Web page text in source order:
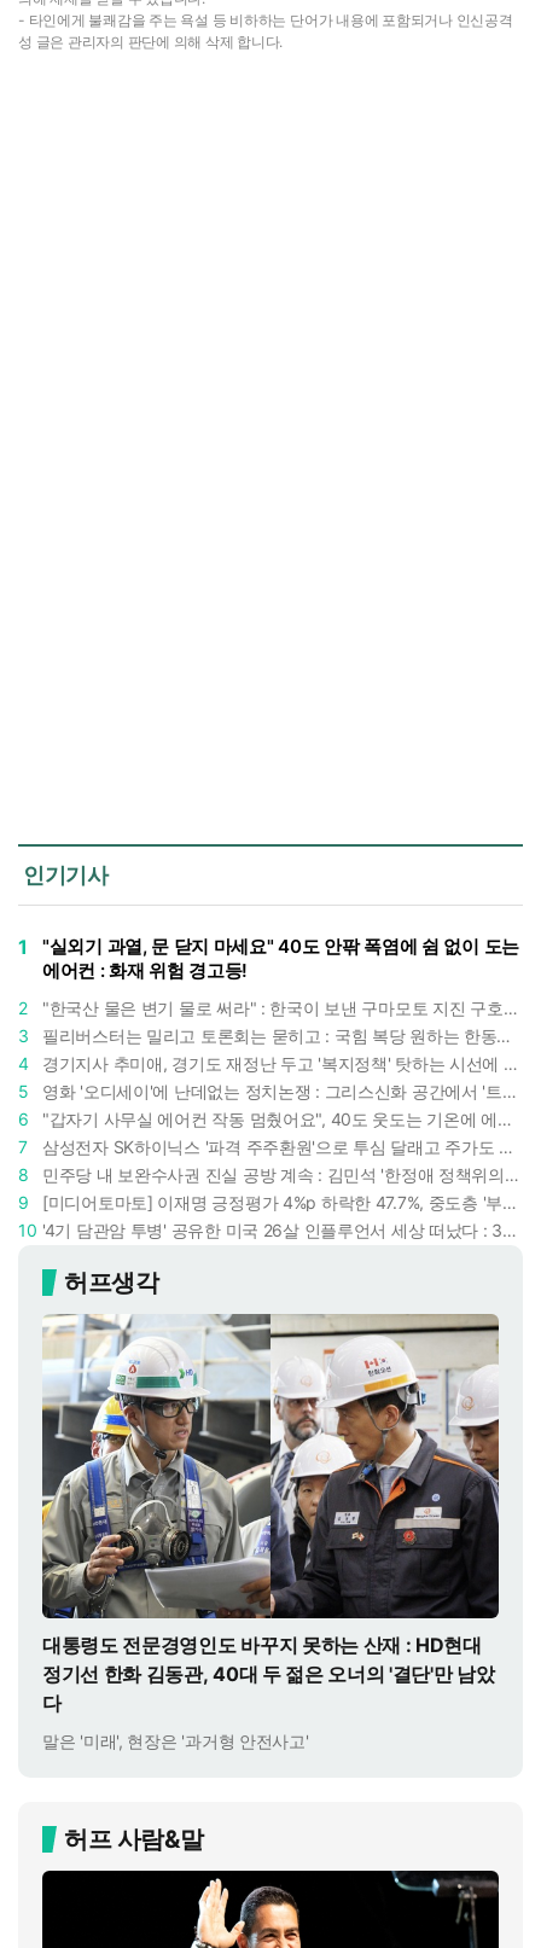
- 타인에게 불쾌감을 주는 욕설 등 비하하는 단어가 내용에 포함되거나 인신공격
성 글은 관리자의 판단에 의해 삭제 합니다.
인기기사
1
"실외기 과열, 문 닫지 마세요" 40도 안팎 폭염에 쉼 없이 도는
에어컨 : 화재 위험 경고등!
2
"한국산 물은 변기 물로 써라" : 한국이 보낸 구마모토 지진 구호품에 한 일본인의 '어처구니 없는' 반응
3
필리버스터는 밀리고 토론회는 묻히고 : 국힘 복당 원하는 한동훈, '검사 정치'의 한계만 드러내나
4
경기지사 추미애, 경기도 재정난 두고 '복지정책' 탓하는 시선에 정면 반박 : "고령자와 아이 인구 급증"
5
영화 '오디세이'에 난데없는 정치논쟁 : 그리스신화 공간에서 '트럼프 전쟁의 참혹함'이 보인다
6
"갑자기 사무실 에어컨 작동 멈췄어요", 40도 웃도는 기온에 에어컨도 숨이 찬다
7
삼성전자 SK하이닉스 '파격 주주환원'으로 투심 달래고 주가도 받칠까, 100조 넘는 추가 배당 재원에 쏠리는 눈
8
민주당 내 보완수사권 진실 공방 계속 : 김민석 '한정애 정책위의장' 발언 근거로 내세우자 사무총장 지낸 조승래 반박
9
[미디어토마토] 이재명 긍정평가 4%p 하락한 47.7%, 중도층 '부정 49.7% vs 긍정 42.9%'
10
'4기 담관암 투병' 공유한 미국 26살 인플루언서 세상 떠났다 : 3년간 보여준 희망과 용기
허프생각
대통령도 전문경영인도 바꾸지 못하는 산재 : HD현대
정기선 한화 김동관, 40대 두 젊은 오너의 '결단'만 남았
다
말은 '미래', 현장은 '과거형 안전사고'
허프 사람&말